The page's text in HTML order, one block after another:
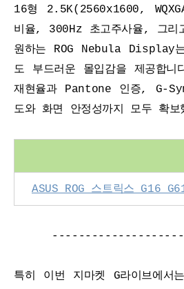
16형 2.5K(2560x1600,
비율, 300Hz 초고주사율, 그리
원하는 ROG Nebula Display
도 부드러운 몰입감을 제공합
재현율과 Pantone 인증, G-
도와 화면 안정성까지 모두 확보
ASUS ROG 스트릭스 G16
특히 이번 지마켓 G라이브에서